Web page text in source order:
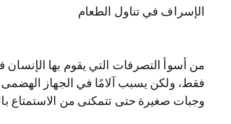
الإسراف في تناول الطعام
من أسوأ التصرفات التي يقوم بها الإنسان
فقط، ولكن يسبب آلامًا في الجهاز الهضمى
وجبات صغيرة حتى تتمكنى من الاستمتاع